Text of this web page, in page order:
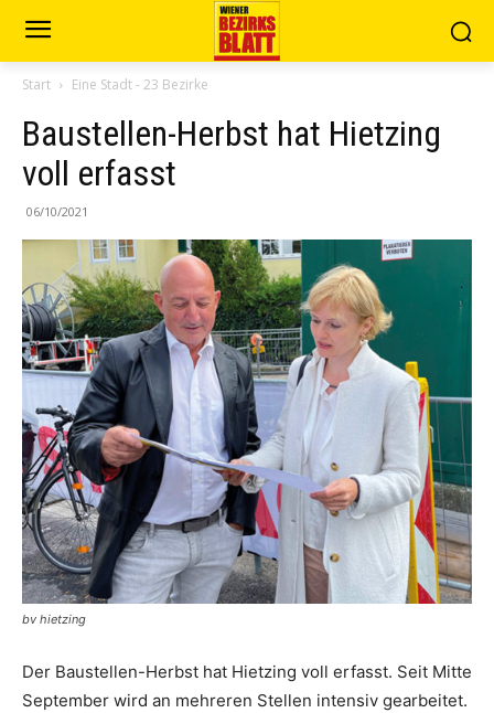
Start Eine Stadt - 23 Bezirke
Baustellen-Herbst hat Hietzing
voll erfasst
06/10/2021
bv hietzing
Der Baustellen-Herbst hat Hietzing voll erfasst. Seit Mitte
September wird an mehreren Stellen ­intensiv gearbeitet.